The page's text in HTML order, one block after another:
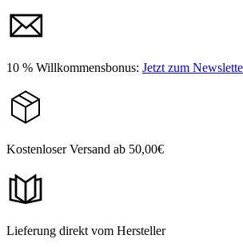
10 % Willkommensbonus: Jetzt zum
Kostenloser Versand ab 50,00€
Lieferung direkt vom Hersteller